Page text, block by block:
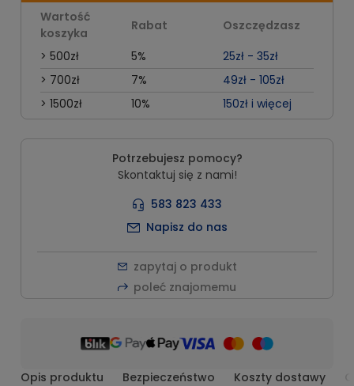
Wartość
koszyka
Rabat
Oszczędzasz
> 500zł
5%
25zł - 35zł
> 700zł
7%
49zł - 105zł
> 1500zł
10% 150zł i więcej
Potrzebujesz pomocy?
Skontaktuj się z nami!
583 823 433
Napisz do nas
zapytaj o produkt
poleć znajomemu
Opis produktu Bezpieczeństwo Koszty dostawy